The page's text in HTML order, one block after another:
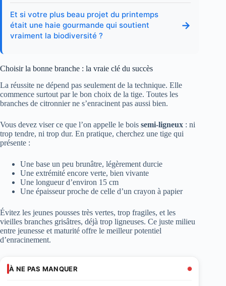
Et si votre plus beau projet du printemps
était une haie gourmande qui soutient
vraiment la biodiversité ?
→
Choisir la bonne branche : la vraie clé du succès
La réussite ne dépend pas seulement de la technique. Elle
commence surtout par le bon choix de la tige. Toutes les
branches de citronnier ne s’enracinent pas aussi bien.
Vous devez viser ce que l’on appelle le bois semi-ligneux : ni
trop tendre, ni trop dur. En pratique, cherchez une tige qui
présente :
Une base un peu brunâtre, légèrement durcie
Une extrémité encore verte, bien vivante
Une longueur d’environ 15 cm
Une épaisseur proche de celle d’un crayon à papier
Évitez les jeunes pousses très vertes, trop fragiles, et les
vieilles branches grisâtres, déjà trop ligneuses. Ce juste milieu
entre jeunesse et maturité offre le meilleur potentiel
d’enracinement.
À NE PAS MANQUER